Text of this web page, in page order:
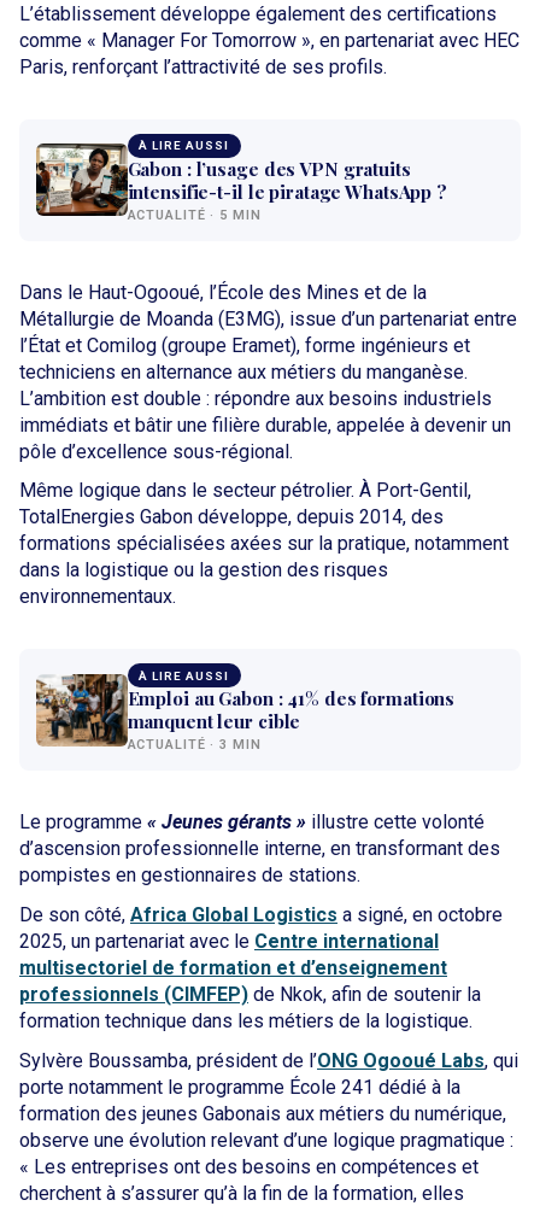
L’établissement développe également des certifications
comme « Manager For Tomorrow », en partenariat avec HEC
Paris, renforçant l’attractivité de ses profils.
À LIRE AUSSI
Gabon : l’usage des VPN gratuits
intensifie-t-il le piratage WhatsApp ?
ACTUALITÉ · 5 MIN
Dans le Haut-Ogooué, l’École des Mines et de la
Métallurgie de Moanda (E3MG), issue d’un partenariat entre
l’État et Comilog (groupe Eramet), forme ingénieurs et
techniciens en alternance aux métiers du manganèse.
L’ambition est double : répondre aux besoins industriels
immédiats et bâtir une filière durable, appelée à devenir un
pôle d’excellence sous-régional.
Même logique dans le secteur pétrolier. À Port-Gentil,
TotalEnergies Gabon développe, depuis 2014, des
formations spécialisées axées sur la pratique, notamment
dans la logistique ou la gestion des risques
environnementaux.
À LIRE AUSSI
Emploi au Gabon : 41% des formations
manquent leur cible
ACTUALITÉ · 3 MIN
Le programme « Jeunes gérants » illustre cette volonté
d’ascension professionnelle interne, en transformant des
pompistes en gestionnaires de stations.
De son côté, Africa Global Logistics a signé, en octobre
2025, un partenariat avec le Centre international
multisectoriel de formation et d’enseignement
professionnels (CIMFEP) de Nkok, afin de soutenir la
formation technique dans les métiers de la logistique.
Sylvère Boussamba, président de l’ONG Ogooué Labs, qui
porte notamment le programme École 241 dédié à la
formation des jeunes Gabonais aux métiers du numérique,
observe une évolution relevant d’une logique pragmatique :
« Les entreprises ont des besoins en compétences et
cherchent à s’assurer qu’à la fin de la formation, elles